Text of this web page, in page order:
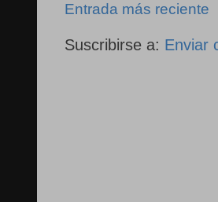
Entrada más reciente
Suscribirse a: Enviar